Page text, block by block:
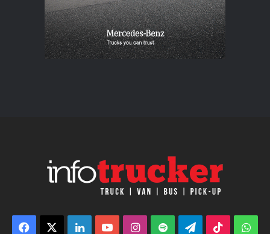
Facebook LinkedInYouTubeInstagram
Spotify TelegramTikTok